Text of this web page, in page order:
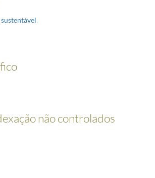
não controlados